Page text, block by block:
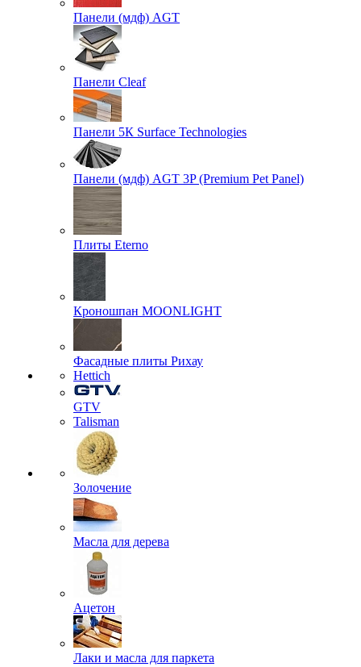
Панели (мдф) AGT
Панели Cleaf
Панели 5К Surface Technologies
Панели (мдф) AGT 3P (Premium Pet Panel)
Плиты Eterno
Кроношпан MOONLIGHT
Фасадные плиты Рихау
Hettich
GTV
Talisman
Золочение
Масла для дерева
Ацетон
Лаки и масла для паркета